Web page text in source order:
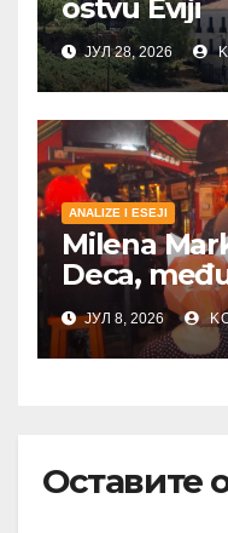
ostvu Eviji
ЈУЛ 28, 2026
ANALIZE I ESEJI
Milena
Deca,
ЈУЛ 8, 2026
Оставите